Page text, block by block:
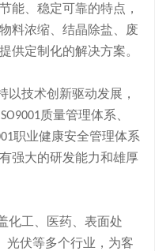
能、稳定可靠的特点，
料浓缩、结晶除盐、废
供定制化的解决方案。
以技术创新驱动发展，
ISO9001质量管理体系、
职业健康安全管理体系
强大的研发能力和雄厚
化工、医药、表面处
光伏等多个行业，为客